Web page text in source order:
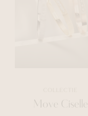
Move Ciselle